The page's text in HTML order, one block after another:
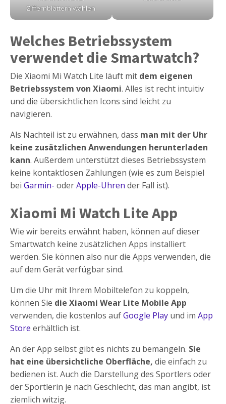
Ziffernblättern wählen
Welches Betriebssystem
verwendet die Smartwatch?
Die Xiaomi Mi Watch Lite läuft mit dem eigenen
Betriebssystem von Xiaomi. Alles ist recht intuitiv
und die übersichtlichen Icons sind leicht zu
navigieren.
Als Nachteil ist zu erwähnen, dass man mit der Uhr
keine zusätzlichen Anwendungen herunterladen
kann. Außerdem unterstützt dieses Betriebssystem
keine kontaktlosen Zahlungen (wie es zum Beispiel
bei Garmin- oderApple-Uhren der Fall ist).
Xiaomi Mi Watch Lite App
Wie wir bereits erwähnt haben, können auf dieser
Smartwatch keine zusätzlichen Apps installiert
werden. Sie können also nur die Apps verwenden, die
auf dem Gerät verfügbar sind.
Um die Uhr mit Ihrem Mobiltelefon zu koppeln,
können Sie die Xiaomi Wear Lite Mobile App
verwenden, die kostenlos aufGoogle Play und im App
Store erhältlich ist.
An der App selbst gibt es nichts zu bemängeln. Sie
hat eine übersichtliche Oberfläche, die einfach zu
bedienen ist. Auch die Darstellung des Sportlers oder
der Sportlerin je nach Geschlecht, das man angibt, ist
ziemlich witzig.